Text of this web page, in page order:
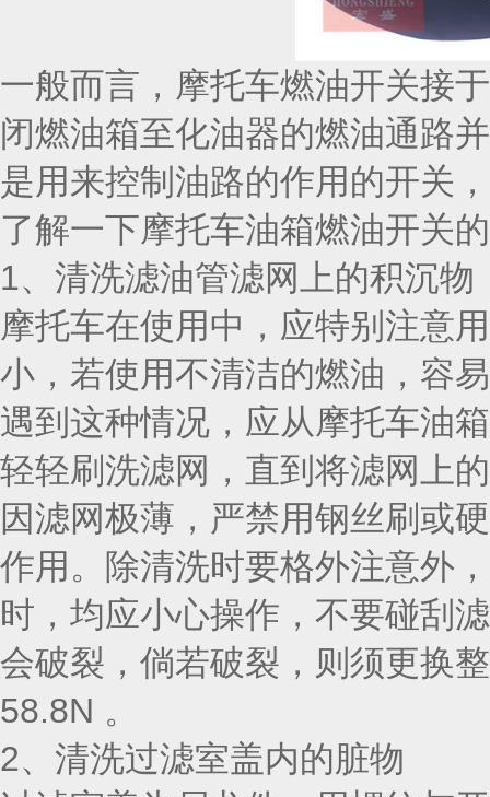
一般而言，摩托车燃油开关接
闭燃油箱至化油器的燃油通路
是用来控制油路的作用的开关
了解一下摩托车油箱燃油开关
1、清洗滤油管滤网上的积沉物
摩托车在使用中，应特别注意
小，若使用不清洁的燃油，容
遇到这种情况，应从摩托车油
轻轻刷洗滤网，直到将滤网上
因滤网极薄，严禁用钢丝刷或
作用。除清洗时要格外注意外
时，均应小心操作，不要碰刮
会破裂，倘若破裂，则须更换
58.8N 。
2、清洗过滤室盖内的脏物